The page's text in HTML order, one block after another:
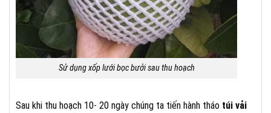
Sử dụng xốp lưới bọc bưởi sau thu hoạch
Sau khi thu hoạch 10- 20 ngày chúng ta tiến hành tháo túi vải